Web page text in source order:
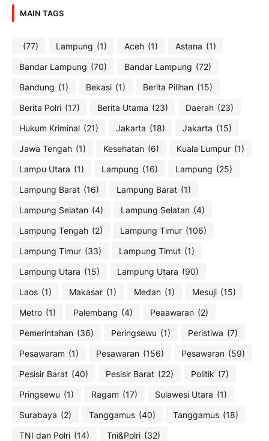
MAIN TAGS
(77) Lampung (1) Aceh (1) Astana (1)
Bandar Lampung (70) Bandar Lampung (72)
Bandung (1) Bekasi (1) Berita Pilihan (15)
Berita Polri (17) Berita Utama (23) Daerah (23)
Hukum Kriminal (21) Jakarta (18) Jakarta (15)
Jawa Tengah (1) Kesehatan (6) Kuala Lumpur (1)
Lampu Utara (1) Lampung (16) Lampung (25)
Lampung Barat (16) Lampung Barat (1)
Lampung Selatan (4) Lampung Selatan (4)
Lampung Tengah (2) Lampung Timur (106)
Lampung Timur (33) Lampung Timut (1)
Lampung Utara (15) Lampung Utara (90)
Laos (1) Makasar (1) Medan (1) Mesuji (15)
Metro (1) Palembang (4) Peaawaran (2)
Pemerintahan (36) Peringsewu (1) Peristiwa (7)
Pesawaram (1) Pesawaran (156) Pesawaran (59)
Pesisir Barat (40) Pesisir Barat (22) Politik (7)
Pringsewu (1) Ragam (17) Sulawesi Utara (1)
Surabaya (2) Tanggamus (40) Tanggamus (18)
TNI dan Polri (14) Tni&Polri (32)